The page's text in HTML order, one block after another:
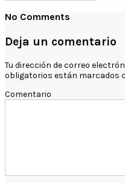
No Comments
Deja un comentario
Tu dirección de correo
obligatorios están marcados
Comentario